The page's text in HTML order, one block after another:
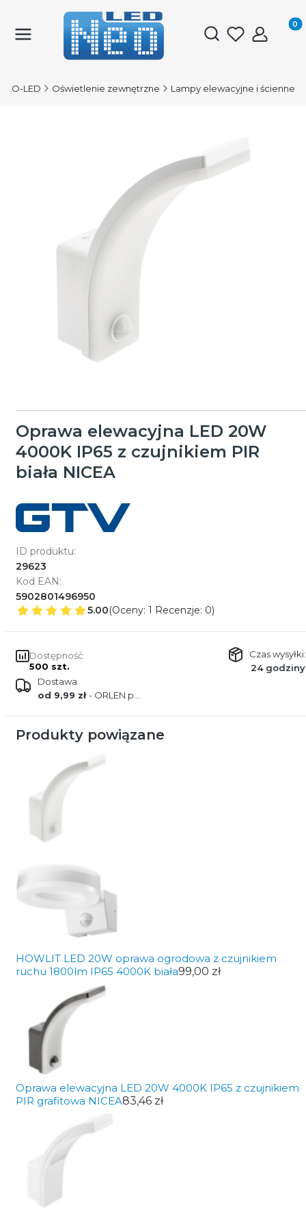
Otwórz
NEO-LED Oświetlenie zewnętrzne Lampy elewacyjne i ścienne
Oprawa elewacyjna LED 20W
4000K IP65 z czujnikiem PIR
biała NICEA
ID produktu:
29623
Kod EAN:
5902801496950
5.00(Oceny: 1 Recenzje: 0)
Dostępność:
500 szt.
Czas wysyłki:
24 godziny
Dostawa
od 9,99 zł- ORLEN paczka
Produkty powiązane
HOWLIT LED 20W oprawa ogrodowa z czujnikiem
ruchu 1800lm IP65 4000K biała99,00 zł
Oprawa elewacyjna LED 20W 4000K IP65 z czujnikiem
PIR grafitowa NICEA83,46 zł